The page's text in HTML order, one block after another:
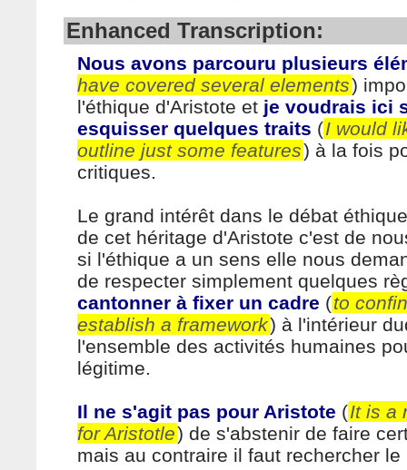
Enhanced Transcription:
Nous avons parcouru plusieurs
have covered several elements)
l'éthique d'Aristote et je voudrais ici
esquisser quelques traits (I would
outline just some features) à la fois
critiques.
Le grand intérêt dans le débat
de cet héritage d'Aristote c'est de
si l'éthique a un sens elle nous
de respecter simplement quelques
cantonner à fixer un cadre (to
establish a framework) à l'intérieur
l'ensemble des activités humaines
légitime.
Il ne s'agit pas pour Aristote (It is a
for Aristotle) de s'abstenir de faire
mais au contraire il faut rechercher le